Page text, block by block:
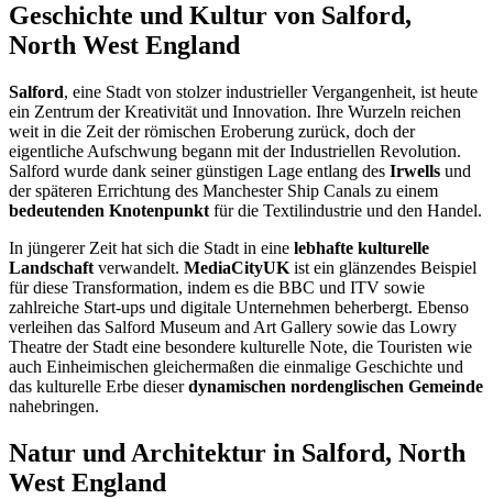
Geschichte und Kultur von Salford,
North West England
Salford, eine Stadt von stolzer industrieller Vergangenheit, ist heute
ein Zentrum der Kreativität und Innovation. Ihre Wurzeln reichen
weit in die Zeit der römischen Eroberung zurück, doch der
eigentliche Aufschwung begann mit der Industriellen Revolution.
Salford wurde dank seiner günstigen Lage entlang des Irwells und
der späteren Errichtung des Manchester Ship Canals zu einem
bedeutenden Knotenpunkt für die Textilindustrie und den Handel.
In jüngerer Zeit hat sich die Stadt in eine lebhafte kulturelle
Landschaft verwandelt. MediaCityUK ist ein glänzendes Beispiel
für diese Transformation, indem es die BBC und ITV sowie
zahlreiche Start-ups und digitale Unternehmen beherbergt. Ebenso
verleihen das Salford Museum and Art Gallery sowie das Lowry
Theatre der Stadt eine besondere kulturelle Note, die Touristen wie
auch Einheimischen gleichermaßen die einmalige Geschichte und
das kulturelle Erbe dieserdynamischen nordenglischen Gemeinde
nahebringen.
Natur und Architektur in Salford, North
West England